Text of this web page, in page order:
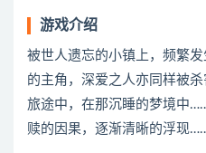
游戏介绍
被世人遗忘的小镇上，频繁
的主角，深爱之人亦同样被
旅途中，在那沉睡的梦境中
赎的因果，逐渐清晰的浮现